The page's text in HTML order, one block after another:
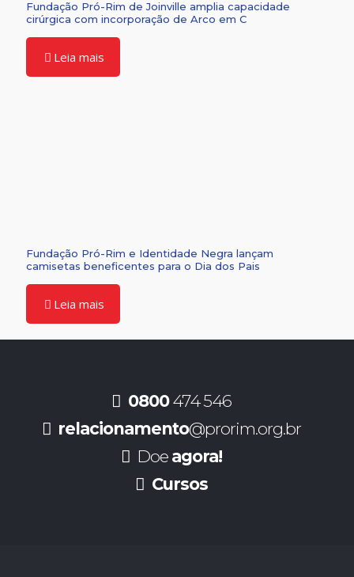
Fundação Pró-Rim de Joinville amplia capacidade
cirúrgica com incorporação de Arco em C
Leia mais
Fundação Pró-Rim e Identidade Negra lançam
camisetas beneficentes para o Dia dos Pais
Leia mais
0800474 546
relacionamento@prorim.org.br
Doe agora!
Cursos